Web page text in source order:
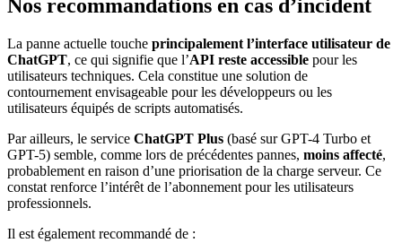
Nos recommandations en cas d’incident
La panne actuelle touche principalement l’interface utilisateur de
ChatGPT, ce qui signifie que l’API reste accessible pour les
utilisateurs techniques. Cela constitue une solution de
contournement envisageable pour les développeurs ou les
utilisateurs équipés de scripts automatisés.
Par ailleurs, le service ChatGPT Plus (basé sur GPT-4 Turbo et
GPT-5) semble, comme lors de précédentes pannes, moins affecté,
probablement en raison d’une priorisation de la charge serveur. Ce
constat renforce l’intérêt de l’abonnement pour les utilisateurs
professionnels.
Il est également recommandé de :